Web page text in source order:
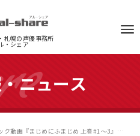
札幌の声優事務所
・シェア
ニュース
Youtubeりぼんチャンネルのボイスコミック動画『まじめにふまじめ 上巻#1～3』に矢部仁美がちえり役で出演